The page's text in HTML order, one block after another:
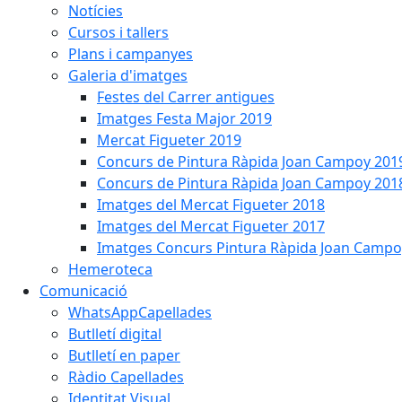
Notícies
Cursos i tallers
Plans i campanyes
Galeria d'imatges
Festes del Carrer antigues
Imatges Festa Major 2019
Mercat Figueter 2019
Concurs de Pintura Ràpida Joan Campoy
Concurs de Pintura Ràpida Joan Campoy
Imatges del Mercat Figueter 2018
Imatges del Mercat Figueter 2017
Imatges Concurs Pintura Ràpida Joan
Hemeroteca
Comunicació
WhatsAppCapellades
Butlletí digital
Butlletí en paper
Ràdio Capellades